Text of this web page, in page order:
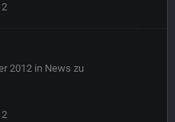
2012 in News zu